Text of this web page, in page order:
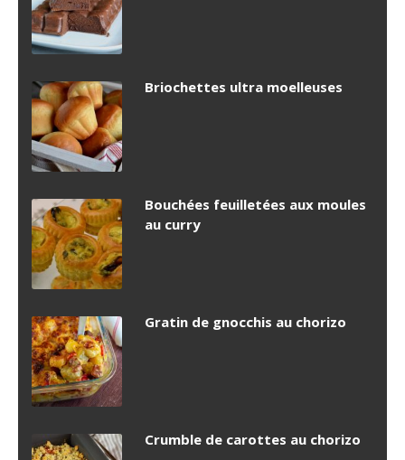
Briochettes ultra moelleuses
Bouchées feuilletées aux moules
au curry
Gratin de gnocchis au chorizo
Crumble de carottes au chorizo